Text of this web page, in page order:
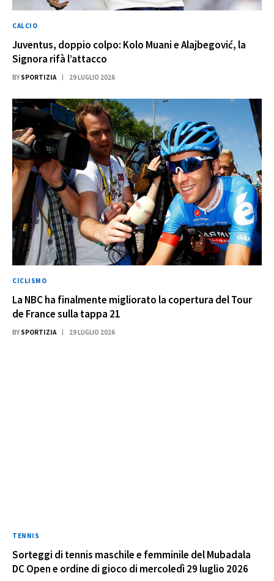
CALCIO
Juventus, doppio colpo: Kolo Muani e Alajbegović, la
Signora rifà l’attacco
BY SPORTIZIA 29 LUGLIO 2026
CICLISMO
La NBC ha finalmente migliorato la copertura del Tour
de France sulla tappa 21
BY SPORTIZIA 29 LUGLIO 2026
TENNIS
Sorteggi di tennis maschile e femminile del Mubadala
DC Open e ordine di gioco di mercoledì 29 luglio 2026